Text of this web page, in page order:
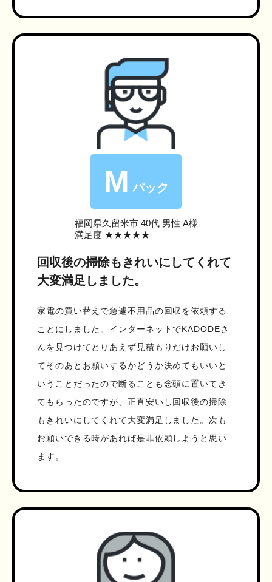
M パック
福岡県久留米市40代 男性 A様
満足度 ★★★★★
回収後の掃除もきれいにしてくれて
大変満足しました。
家電の買い替えで急遽不用品の回収を依頼する
ことにしました。インターネットでKADODEさ
んを見つけてとりあえず見積もりだけお願いし
てそのあとお願いするかどうか決めてもいいと
いうことだったので断ることも念頭に置いてき
てもらったのですが、正直安いし回収後の掃除
もきれいにしてくれて大変満足しました。次も
お願いできる時があれば是非依頼しようと思い
ます。